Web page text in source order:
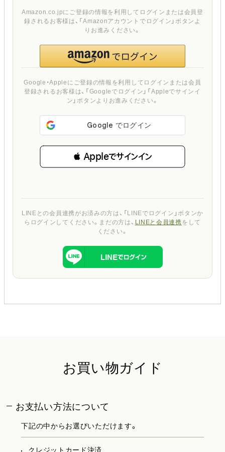
 Appleでサインイン
Google・Appleにご登録の情報を利用してログインまたは会員
登録されるお客様は、「Googleでログイン」「Appleでサインイ
ン」ボタンよりお進みください。
Amazon.co.jpにご登録の情報を利用してログインまたは会員登
録されるお客様は、「Amazonアカウントでログイン」ボタンよ
りお進みください。
LINEとの会員連携がお済みの方は、「LINEでログイン」ボタンか
らログインしてください。まだの方は、 LINEと会員連携をして
ください。
お買い物ガイド
お支払い方法について
下記の中からお選びいただけます。
クレジットカード決済